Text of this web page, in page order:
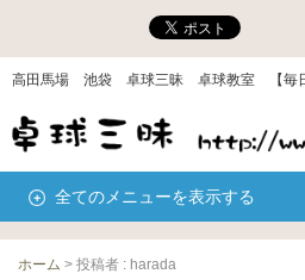
高田馬場 池袋 卓球三昧 卓球教室 【毎日
全てのメニューを表示する
ホーム > 投稿者 : harada